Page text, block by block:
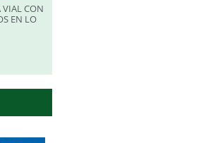
VIAL CON
EN LO